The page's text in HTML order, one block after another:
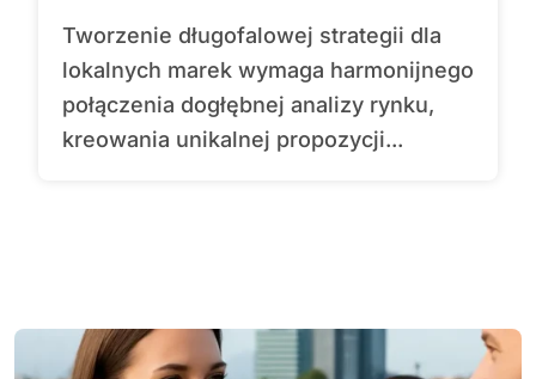
Tworzenie długofalowej strategii dla
lokalnych marek wymaga harmonijnego
połączenia dogłębnej analizy rynku,
kreowania unikalnej propozycji...